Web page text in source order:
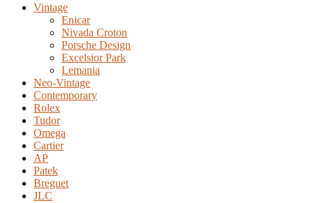
Vintage
Enicar
Nivada Croton
Porsche Design
Excelsior Park
Lemania
Neo-Vintage
Contemporary
Rolex
Tudor
Omega
Cartier
AP
Patek
Breguet
JLC